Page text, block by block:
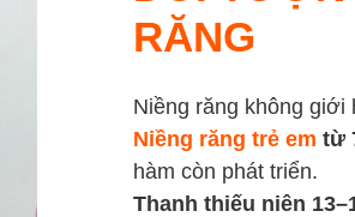
RĂNG
Niềng răng không giới
Niềng răng trẻ em từ
hàm còn phát triển.
Thanh thiếu niên